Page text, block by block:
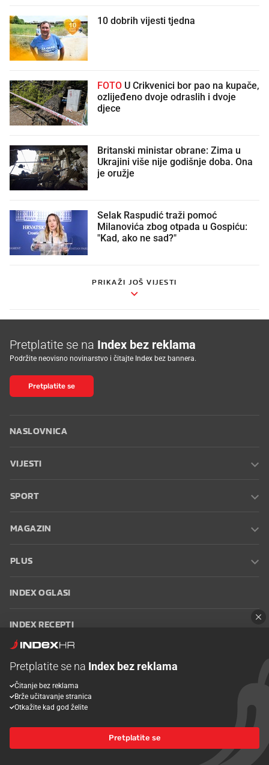
10 dobrih vijesti tjedna
FOTO
ozlijeđeno dvoje odraslih i dvoje
djece
Britanski ministar obrane: Zima u
Ukrajini više nije godišnje doba. Ona
je oružje
Selak Raspudić traži pomoć
Milanovića zbog otpada u Gospiću:
"Kad, ako ne sad?"
PRIKAŽI JOŠ VIJESTI
Pretplatite se na Index bez reklama
Podržite neovisno novinarstvo i čitajte Index bez bannera.
Pretplatite se
NASLOVNICA
VIJESTI
SPORT
MAGAZIN
PLUS
INDEX OGLASI
INDEX RECEPTI
Oglašavanje Zaposli se na Indexu
korištenja
Postavke kolačića
© 2026 Index
Pretplatite se na Index bez reklama
Čitanje bez reklama
Brže učitavanje stranica
Otkažite kad god želite
Pretplatite se